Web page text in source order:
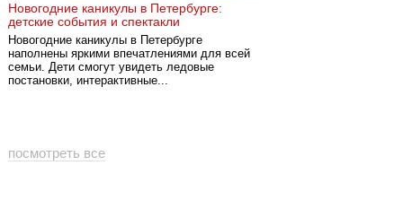
Новогодние каникулы в Петербурге:
детские события и спектакли
Новогодние каникулы в Петербурге
наполнены яркими впечатлениями для всей
семьи. Дети смогут увидеть ледовые
постановки, интерактивные...
посмотреть все